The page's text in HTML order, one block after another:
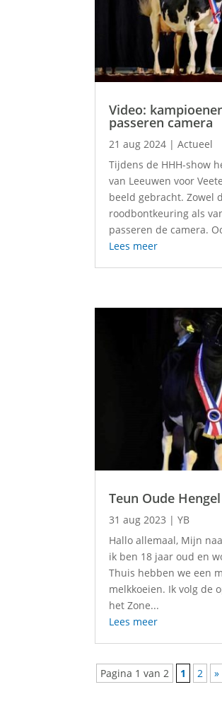
Video:
passeren camera
21 aug 2024 |Actueel
Tijdens de HHH-show
van Leeuwen voor
beeld gebracht. Zowel
roodbontkeuring als
passeren de camera.
Lees meer
Teun Oude Hengel
31 aug 2023 |YB
Hallo allemaal, Mijn
ik ben 18 jaar oud en
Thuis hebben we een
melkkoeien. Ik volg de
het Zone...
Lees meer
Pagina 1 van 2 1 2 »